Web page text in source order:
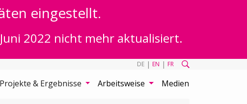
eingestellt.
2022 nicht mehr aktualisiert.
DE | EN | FR
Projekte & Ergebnisse Arbeitsweise Medien